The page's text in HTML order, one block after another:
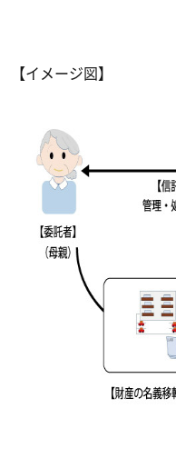
【イメージ図】